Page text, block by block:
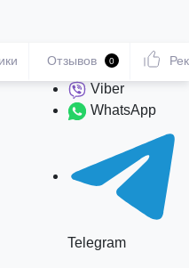
Viber
WhatsApp
Telegram
Отзывов 0